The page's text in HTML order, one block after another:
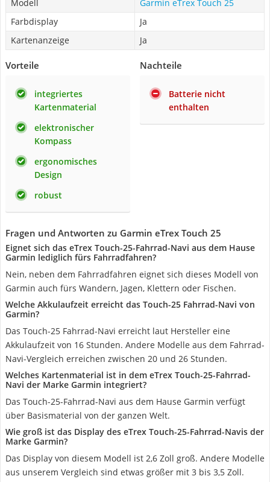
Modell
Garmin eTrex Touch 25
Farbdisplay
Ja
Kartenanzeige
Ja
Vorteile
integriertes
Kartenmaterial
elektronischer
Kompass
ergonomisches
Design
robust
Nachteile
Batterie nicht
enthalten
Fragen und Antworten zu Garmin eTrex Touch 25
Eignet sich das eTrex Touch-25-Fahrrad-Navi aus dem Hause
Garmin lediglich fürs Fahrradfahren?
Nein, neben dem Fahrradfahren eignet sich dieses Modell von
Garmin auch fürs Wandern, Jagen, Klettern oder Fischen.
Welche Akkulaufzeit erreicht das Touch-25 Fahrrad-Navi von
Garmin?
Das Touch-25 Fahrrad-Navi erreicht laut Hersteller eine
Akkulaufzeit von 16 Stunden. Andere Modelle aus dem Fahrrad-
Navi-Vergleich erreichen zwischen 20 und 26 Stunden.
Welches Kartenmaterial ist in dem eTrex Touch-25-Fahrrad-
Navi der Marke Garmin integriert?
Das Touch-25-Fahrrad-Navi aus dem Hause Garmin verfügt
über Basismaterial von der ganzen Welt.
Wie groß ist das Display des eTrex Touch-25-Fahrrad-Navis der
Marke Garmin?
Das Display von diesem Modell ist 2,6 Zoll groß. Andere Modelle
aus unserem Vergleich sind etwas größer mit 3 bis 3,5 Zoll.